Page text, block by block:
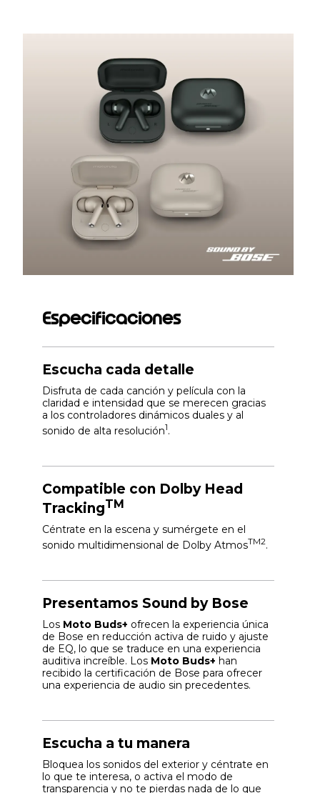
Especificaciones
Escucha cada detalle
Disfruta de cada canción y película con la
claridad e intensidad que se merecen gracias
a los controladores dinámicos duales y al
sonido de alta resolución1.
Compatible con Dolby Head
TrackingTM
Céntrate en la escena y sumérgete en el
sonido multidimensional de Dolby AtmosTM2.
Presentamos Sound by Bose
Los Moto Buds+ ofrecen la experiencia única
de Bose en reducción activa de ruido y ajuste
de EQ, lo que se traduce en una experiencia
auditiva increíble. Los Moto Buds+ han
recibido la certificación de Bose para ofrecer
una experiencia de audio sin precedentes.
Escucha a tu manera
Bloquea los sonidos del exterior y céntrate en
lo que te interesa, o activa el modo de
transparencia y no te pierdas nada de lo que